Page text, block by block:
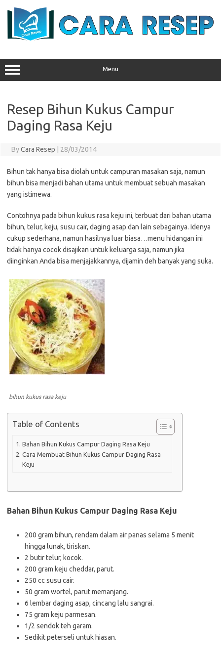
Menu
Resep Bihun Kukus Campur
Daging Rasa Keju
ByCara Resep 28/03/2014
Bihun tak hanya bisa diolah untuk campuran masakan saja, namun
bihun bisa menjadi bahan utama untuk membuat sebuah masakan
yang istimewa.
Contohnya pada bihun kukus rasa keju ini, terbuat dari bahan utama
bihun, telur, keju, susu cair, daging asap dan lain sebagainya. Idenya
cukup sederhana, namun hasilnya luar biasa…menu hidangan ini
tidak hanya cocok disajikan untuk keluarga saja, namun jika
diinginkan Anda bisa menjajakkannya, dijamin deh banyak yang suka.
bihun kukus rasa keju
Table of Contents
Bahan Bihun Kukus Campur Daging Rasa Keju
Cara Membuat Bihun Kukus Campur Daging Rasa
Keju
Bahan Bihun Kukus Campur Daging Rasa Keju
200 gram bihun, rendam dalam air panas selama 5 menit
hingga lunak, tiriskan.
2 butir telur, kocok.
200 gram keju cheddar, parut.
250 cc susu cair.
50 gram wortel, parut memanjang.
6 lembar daging asap, cincang lalu sangrai.
75 gram keju parmesan.
1/2 sendok teh garam.
Sedikit peterseli untuk hiasan.